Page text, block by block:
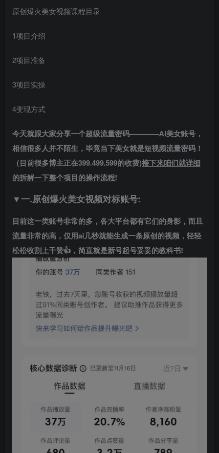
原创爆火美女视频课程目录
1项目介绍
2项目准备
3项目实操
4变现方式
今天就跟大家分享一个超级流量密码————AI美女账号，
相信很多人并不陌生，毕竟当下美女就是短视频流量密码！
（目前很多博主正在399.499.599的收费)接下来咱们就详细
的拆解一下整个项目的操作流程!
▼一.原创爆火美女视频对标账号:
目前这一类账号非常的多，各大平台都有它们的身影，而且
流量非常的高，仅用ai几秒就能生成一条原创的视频，轻轻
松松收割上千赞👍，简直就是新号起号妥妥的教科书!